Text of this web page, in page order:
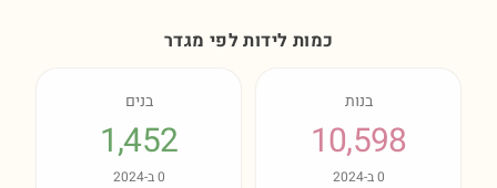
כמות לידות לפי מגדר
בנות
10,598
0ב-2024
בנים
1,452
0ב-2024